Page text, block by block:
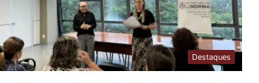
Destaques